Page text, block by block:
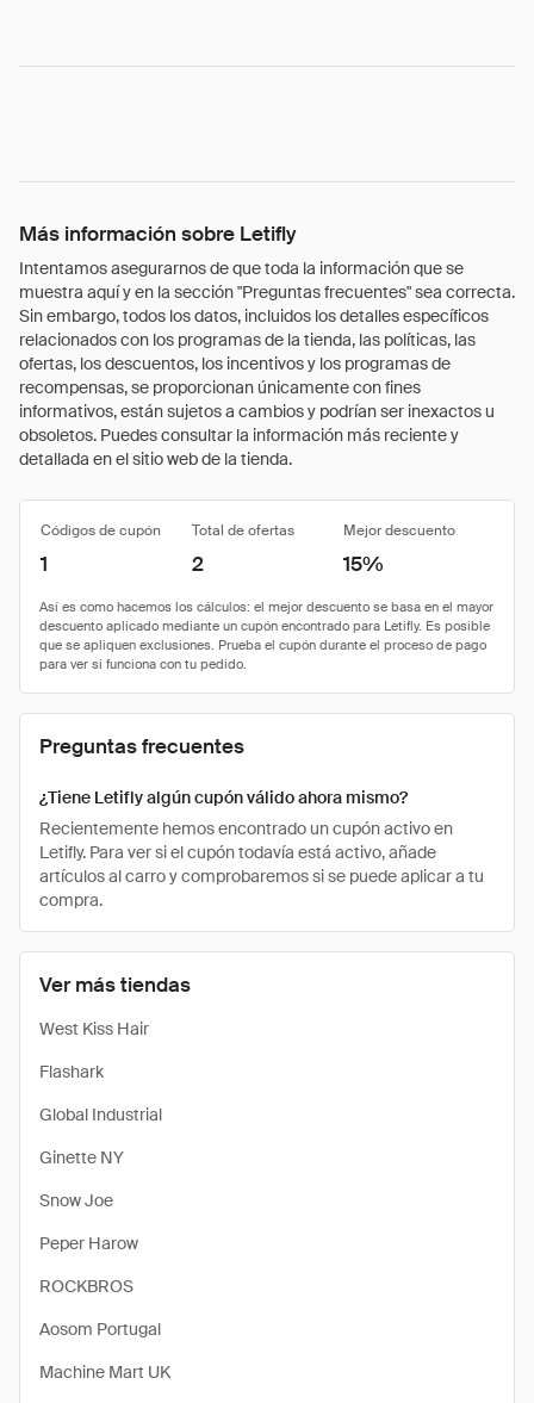
Más información sobre Letifly
Intentamos asegurarnos de que toda la información que se
muestra aquí y en la sección "Preguntas frecuentes" sea correcta.
Sin embargo, todos los datos, incluidos los detalles específicos
relacionados con los programas de la tienda, las políticas, las
ofertas, los descuentos, los incentivos y los programas de
recompensas, se proporcionan únicamente con fines
informativos, están sujetos a cambios y podrían ser inexactos u
obsoletos. Puedes consultar la información más reciente y
detallada en el sitio web de la tienda.
Ver más tiendas
West Kiss Hair
Flashark
Global Industrial
Ginette NY
Snow Joe
Peper Harow
ROCKBROS
Aosom Portugal
Machine Mart UK
Códigos de cupón Total de ofertas Mejor descuento
1 2 15%
Preguntas frecuentes
¿Tiene Letifly algún cupón válido ahora mismo?
Recientemente hemos encontrado un cupón activo en
Letifly. Para ver si el cupón todavía está activo, añade
artículos al carro y comprobaremos si se puede aplicar a tu
compra.